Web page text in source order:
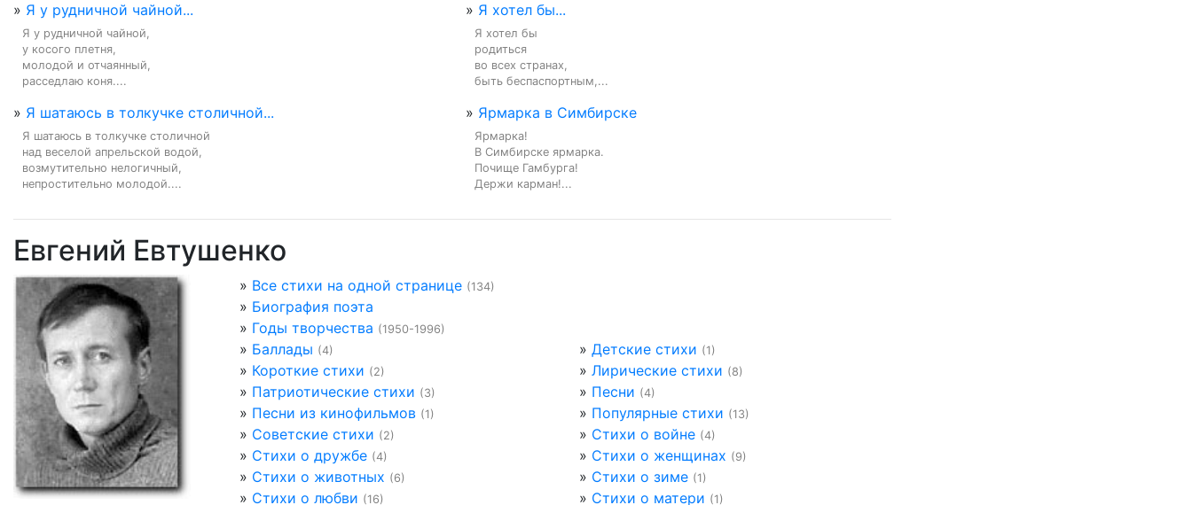
» Я у рудничной чайной...
Я у рудничной чайной,
у косого плетня,
молодой и отчаянный,
расседлаю коня....
» Я хотел бы...
Я хотел бы
родиться
во всех странах,
быть беспаспортным,...
» Я шатаюсь в толкучке столичной...
Я шатаюсь в толкучке столичной
над веселой апрельской водой,
возмутительно нелогичный,
непростительно молодой....
» Ярмарка в Симбирске
Ярмарка!
В Симбирске ярмарка.
Почище Гамбурга!
Держи карман!...
Евгений Евтушенко
» Все стихи на одной странице (134)
» Биография поэта
» Годы творчества (1950-1996)
» Баллады (4) » Детские стихи (1)
» Короткие стихи (2) » Лирические стихи (8)
» Патриотические стихи (3) » Песни (4)
» Песни из кинофильмов (1) » Популярные стихи (13)
» Советские стихи (2) » Стихи о войне (4)
» Стихи о дружбе (4) » Стихи о женщинах (9)
» Стихи о животных (6) » Стихи о зиме (1)
» Стихи о любви (16) » Стихи о матери (1)